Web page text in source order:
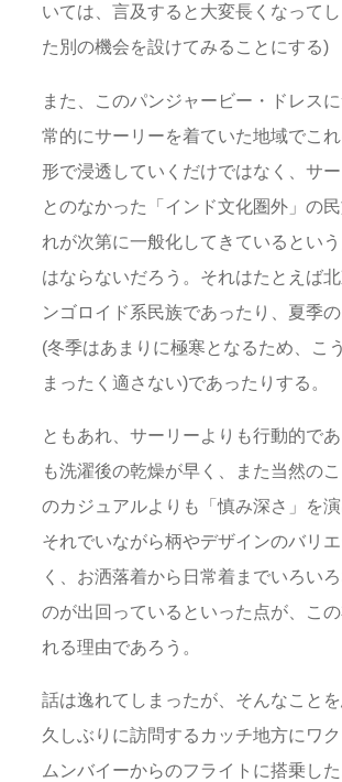
いては、言及すると大変長くなって
た別の機会を設けてみることにする)
また、このパンジャービー・ドレス
常的にサーリーを着ていた地域でこ
形で浸透していくだけではなく、サ
とのなかった「インド文化圏外」の
れが次第に一般化してきているとい
はならないだろう。それはたとえば
ンゴロイド系民族であったり、夏季
(冬季はあまりに極寒となるため、こ
まったく適さない)であったりする。
ともあれ、サーリーよりも行動的で
も洗濯後の乾燥が早く、また当然の
のカジュアルよりも「慎み深さ」を演
それでいながら柄やデザインのバリ
く、お洒落着から日常着までいろい
のが出回っているといった点が、こ
れる理由であろう。
話は逸れてしまったが、そんなことを
久しぶりに訪問するカッチ地方にワ
ムンバイーからのフライトに搭乗した